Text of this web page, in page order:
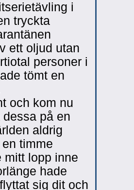
i
tryckta
ett oljud utan
personer i
tömt en
och kom nu
på en
aldrig
timme
mitt lopp inne
hade
sig dit och